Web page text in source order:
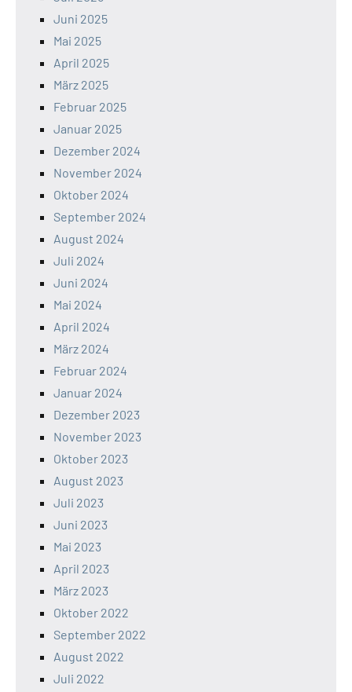
Juni 2025
Mai 2025
April 2025
März 2025
Februar 2025
Januar 2025
Dezember 2024
November 2024
Oktober 2024
September 2024
August 2024
Juli 2024
Juni 2024
Mai 2024
April 2024
März 2024
Februar 2024
Januar 2024
Dezember 2023
November 2023
Oktober 2023
August 2023
Juli 2023
Juni 2023
Mai 2023
April 2023
März 2023
Oktober 2022
September 2022
August 2022
Juli 2022